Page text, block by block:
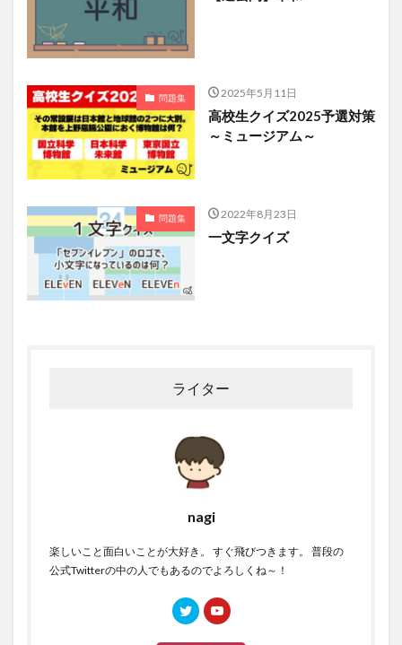
問題集 2025年5月11日
高校生クイズ2025予選対策
～ミュージアム～
問題集 2022年8月23日
一文字クイズ
ライター
nagi
楽しいこと面白いことが大好き。 すぐ飛びつきます。 普段の
公式Twitterの中の人でもあるのでよろしくね～！